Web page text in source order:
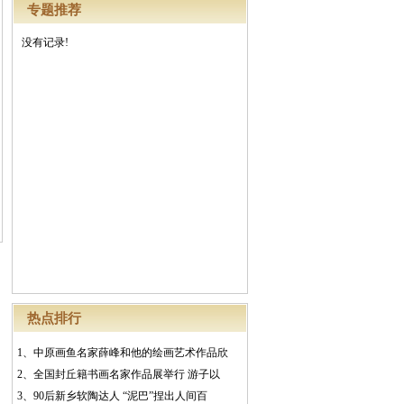
专题推荐
没有记录!
热点排行
1、 中原画鱼名家薛峰和他的绘画艺术作品欣
2、 全国封丘籍书画名家作品展举行 游子以
3、 90后新乡软陶达人 “泥巴”捏出人间百